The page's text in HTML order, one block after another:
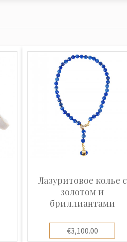
Лазуритовое колье с
золотом и
бриллиантами
€3,100.00